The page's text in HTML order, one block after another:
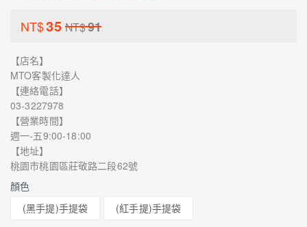
NT$35 NT$91
【店名】
MTO客製化達人
【連絡電話】
03-3227978
【營業時間】
週一-五9:00-18:00
【地址】
桃園市桃園區莊敬路二段62號
顏色
(黑手提)手提袋
(紅手提)手提袋